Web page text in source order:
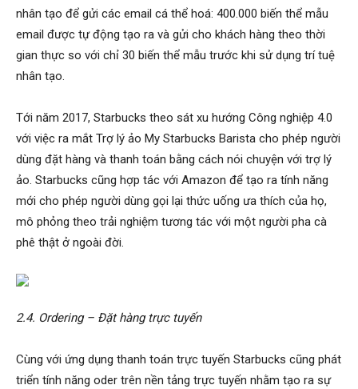
nhân tạo để gửi các email cá thể hoá: 400.000 biến thể mẫu
email được tự động tạo ra và gửi cho khách hàng theo thời
gian thực so với chỉ 30 biến thể mẫu trước khi sử dụng trí tuệ
nhân tạo.
Tới năm 2017, Starbucks theo sát xu hướng Công nghiệp 4.0
với việc ra mắt Trợ lý ảo My Starbucks Barista cho phép người
dùng đặt hàng và thanh toán bằng cách nói chuyện với trợ lý
ảo. Starbucks cũng hợp tác với Amazon để tạo ra tính năng
mới cho phép người dùng gọi lại thức uống ưa thích của họ,
mô phỏng theo trải nghiệm tương tác với một người pha cà
phê thật ở ngoài đời.
2.4. Ordering – Đặt hàng trực tuyến
Cùng với ứng dụng thanh toán trực tuyến Starbucks cũng phát
triển tính năng oder trên nền tảng trực tuyến nhằm tạo ra sự